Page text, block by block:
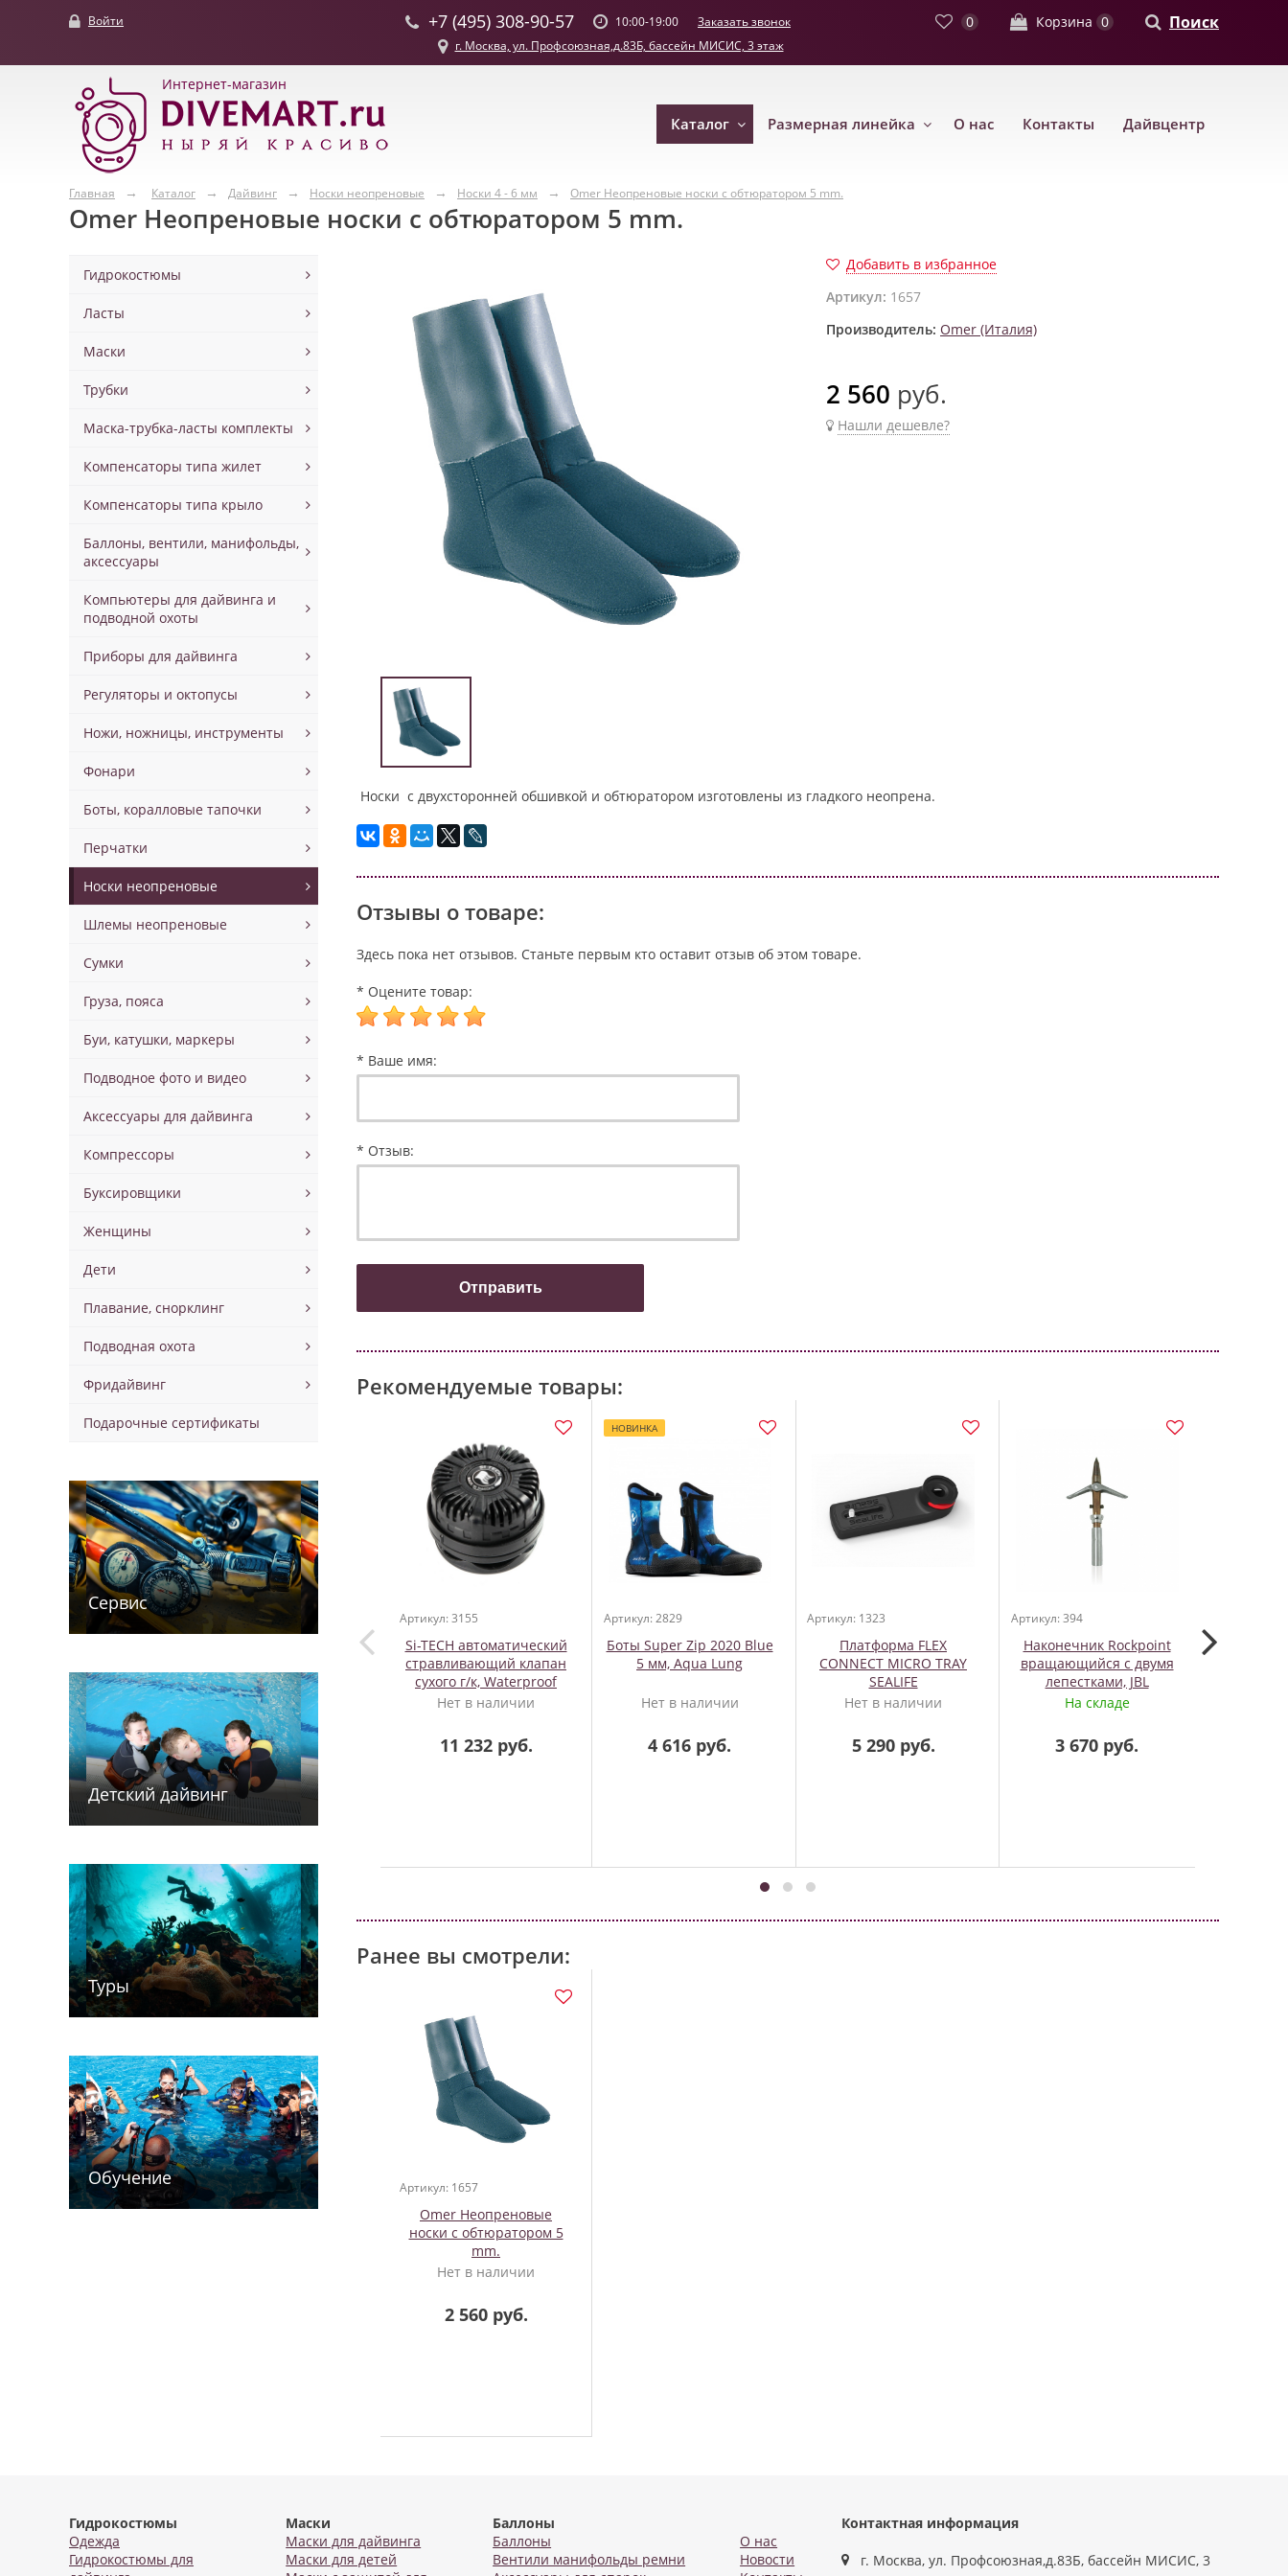
Войти +7 (495) 308-90-57 10:00-19:00 Заказать звонок 0 Корзина 0 Поиск
г. Москва, ул. Профсоюзная,д.83Б, бассейн МИСИС, 3 этаж
Интернет-магазин
Каталог Размерная линейка О нас Контакты Дайвцентр
Главная Каталог Дайвинг Носки неопреновые Носки 4 - 6 мм Omer Неопреновые носки с обтюратором 5 mm.
Omer Неопреновые носки с обтюратором 5 mm.
Гидрокостюмы
Ласты
Маски
Трубки
Маска-трубка-ласты комплекты
Компенсаторы типа жилет
Компенсаторы типа крыло
Баллоны, вентили, манифольды,
аксессуары
Компьютеры для дайвинга и
подводной охоты
Приборы для дайвинга
Регуляторы и октопусы
Ножи, ножницы, инструменты
Фонари
Боты, коралловые тапочки
Перчатки
Носки неопреновые
Шлемы неопреновые
Сумки
Груза, пояса
Буи, катушки, маркеры
Подводное фото и видео
Аксессуары для дайвинга
Компрессоры
Буксировщики
Женщины
Дети
Плавание, снорклинг
Подводная охота
Фридайвинг
Подарочные сертификаты
Сервис
Детский дайв­­инг
Туры
Обучение
Добавить в избранное
Артикул: 1657
Производитель: Omer (Италия)
2 560 руб.
Нашли дешевле?
Носки с двухсторонней обшивкой и обтюратором изготовлены из гладкого неопрена.
Отзывы о товаре:
Здесь пока нет отзывов. Станьте первым кто оставит отзыв об этом товаре.
* Оцените товар:
* Ваше имя:
* Отзыв:
Рекомендуемые товары:
Артикул: 3155
Si-TECH автоматический
стравливающий клапан
сухого г/к, Waterproof
Нет в наличии
11 232 руб.
НОВИНКА
Артикул: 2829
Боты Super Zip 2020 Blue
5 мм, Aqua Lung
Нет в наличии
4 616 руб.
Артикул: 1323
Платформа FLEX
CONNECT MICRO TRAY
SEALIFE
Нет в наличии
5 290 руб.
Артикул: 394
Наконечник Rockpoint
вращающийся с двумя
лепестками, JBL
На складе
3 670 руб.
Ранее вы смотрели:
Артикул: 1657
Omer Неопреновые
носки с обтюратором 5
mm.
Нет в наличии
2 560 руб.
Гидрокостюмы
Одежда
Гидрокостюмы для
Маски
Маски для дайвинга
Маски для детей
Баллоны
Баллоны
Вентили манифольды ремни
О нас
Новости
Контактная информация
г. Москва, ул. Профсоюзная,д.83Б, бассейн МИСИС, 3